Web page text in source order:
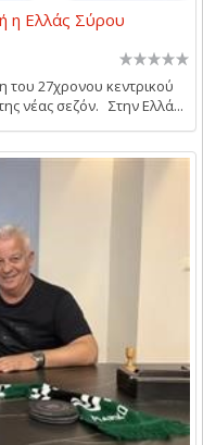
η Ελλάς Σύρου
27χρονου κεντρικού
νέας σεζόν. Στην Ελλά...